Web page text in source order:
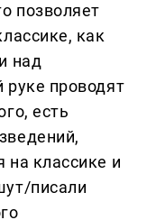
позволяет
как
над
руке проводят
есть
на классике и
писали